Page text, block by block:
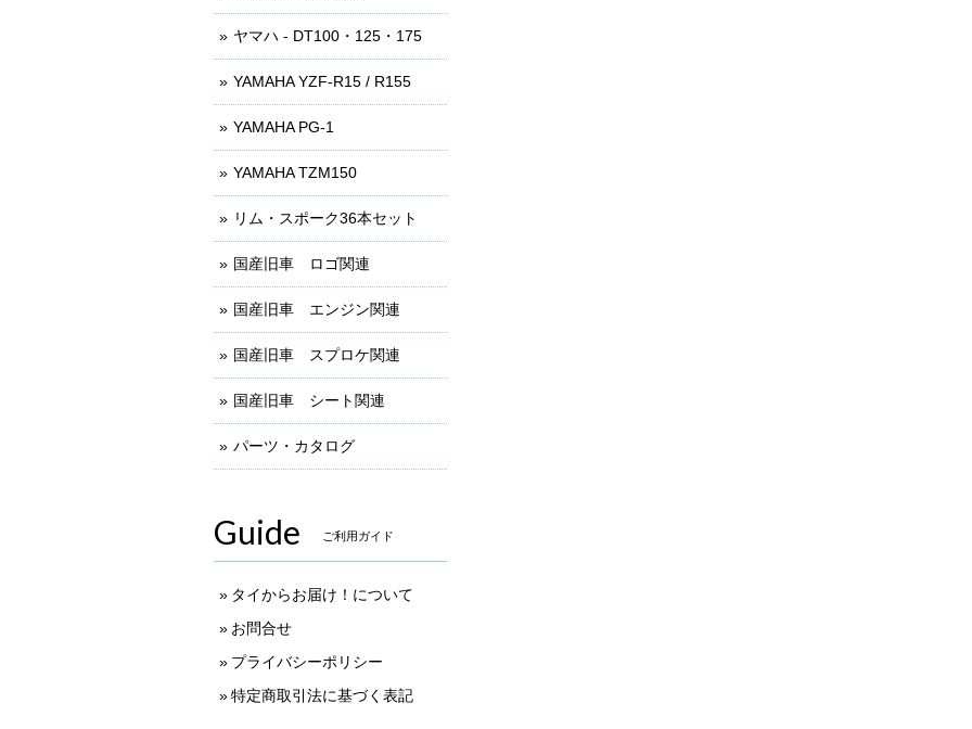
ヤマハ - DT100・125・175
YAMAHA YZF-R15 / R155
YAMAHA PG-1
YAMAHA TZM150
リム・スポーク36本セット
国産旧車 ロゴ関連
国産旧車 エンジン関連
国産旧車 スプロケ関連
国産旧車 シート関連
パーツ・カタログ
Guide ご利用ガイド
タイからお届け！について
お問合せ
プライバシーポリシー
特定商取引法に基づく表記